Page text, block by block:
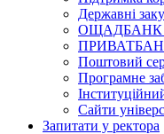
Державні
ОЩАДБАНК
Поштовий
Програмне
Сайти
Запитати у ректора